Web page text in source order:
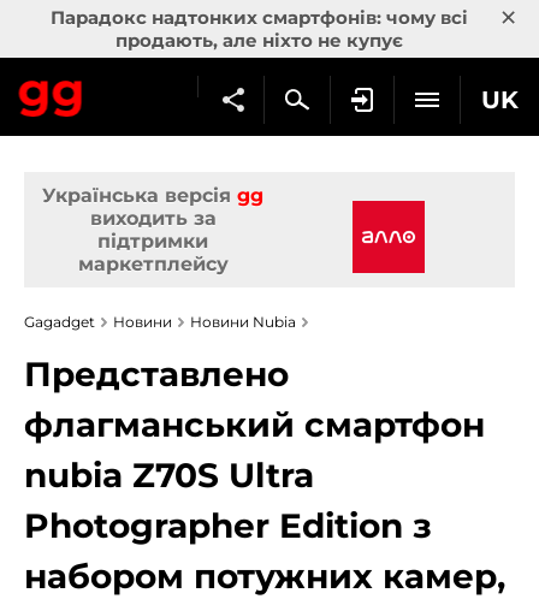
Парадокс надтонких смартфонів: чому всі
продають, але ніхто не купує
×
UK
Українська версія gg
виходить за
підтримки
маркетплейсу
Gagadget Новини Новини Nubia
Представлено
флагманський смартфон
nubia Z70S Ultra
Photographer Edition з
набором потужних камер,